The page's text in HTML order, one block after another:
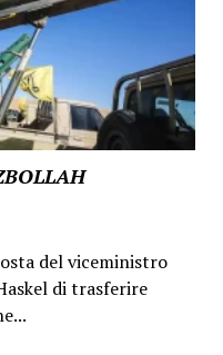
del viceministro
di trasferire